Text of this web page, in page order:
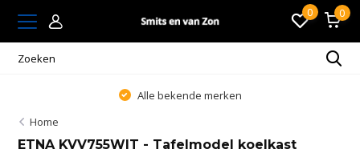
0 0
Alle bekende merken
Home
ETNA KVV755WIT - Tafelmodel koelkast